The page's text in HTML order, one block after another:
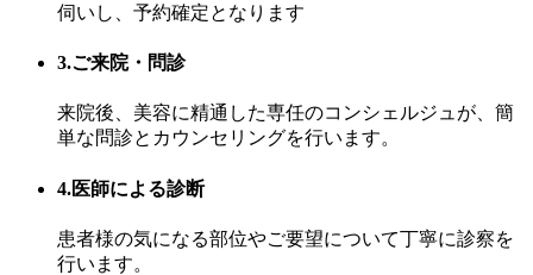
伺いし、予約確定となります
3.ご来院・問診
来院後、美容に精通した専任のコンシェルジュが、簡
単な問診とカウンセリングを行います。
4.医師による診断
患者様の気になる部位やご要望について丁寧に診察を
行います。